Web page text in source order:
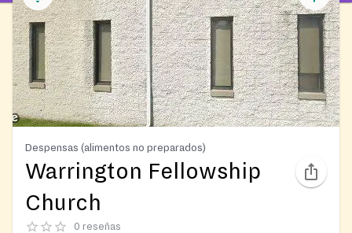
Despensas (alimentos no preparados)
Warrington Fellowship
Church
0 reseñas